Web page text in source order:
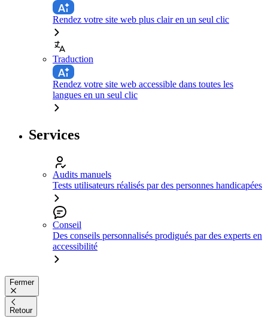
Rendez votre site web plus clair en un seul clic
Traduction
Rendez votre site web accessible dans toutes les
langues en un seul clic
Services
Audits manuels
Tests utilisateurs réalisés par des personnes handicapées
Conseil
Des conseils personnalisés prodigués par des experts en
accessibilité
Fermer
Retour